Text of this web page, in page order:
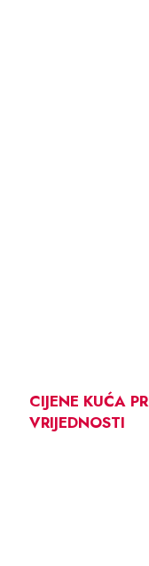
CIJENE KUĆA
VRIJEDNOSTI